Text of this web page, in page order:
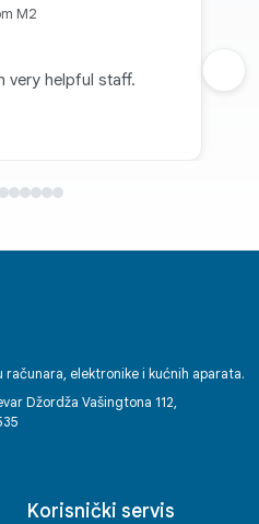
M2
very helpful staff.
računara, elektronike i kućnih aparata.
Džordža Vašingtona 112,
Korisnički servis